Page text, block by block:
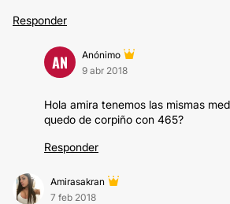
Responder
AN
Anónimo
9 abr 2018
Hola amira tenemos las mismas
quedo de corpiño con 465?
Responder
Amirasakran
7 feb 2018